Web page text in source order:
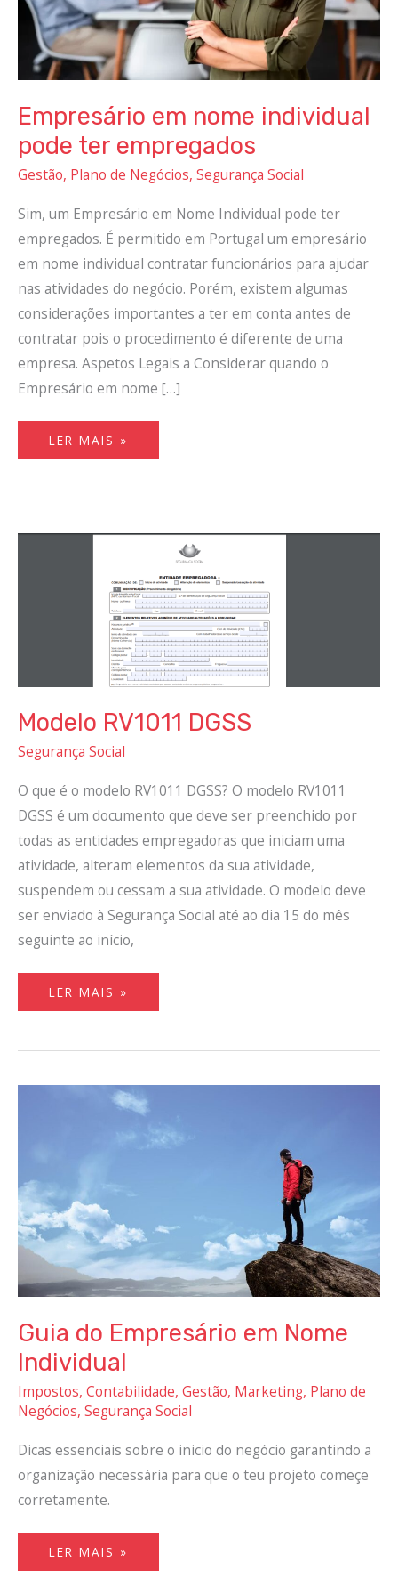
Empresário em nome individual
pode ter empregados
Gestão, Plano de Negócios, Segurança Social
Sim, um Empresário em Nome Individual pode ter
empregados. É permitido em Portugal um empresário
em nome individual contratar funcionários para ajudar
nas atividades do negócio. Porém, existem algumas
considerações importantes a ter em conta antes de
contratar pois o procedimento é diferente de uma
empresa. Aspetos Legais a Considerar quando o
Empresário em nome […]
LER MAIS »
Modelo RV1011 DGSS
Segurança Social
O que é o modelo RV1011 DGSS? O modelo RV1011
DGSS é um documento que deve ser preenchido por
todas as entidades empregadoras que iniciam uma
atividade, alteram elementos da sua atividade,
suspendem ou cessam a sua atividade. O modelo deve
ser enviado à Segurança Social até ao dia 15 do mês
seguinte ao início,
MODELO
LER MAIS »
Guia do Empresário em Nome
Individual
Impostos, Contabilidade, Gestão, Marketing, Plano de
Negócios, Segurança Social
Dicas essenciais sobre o inicio do negócio garantindo a
organização necessária para que o teu projeto começe
corretamente.
GUIA
EMPRESÁRIO
LER MAIS »